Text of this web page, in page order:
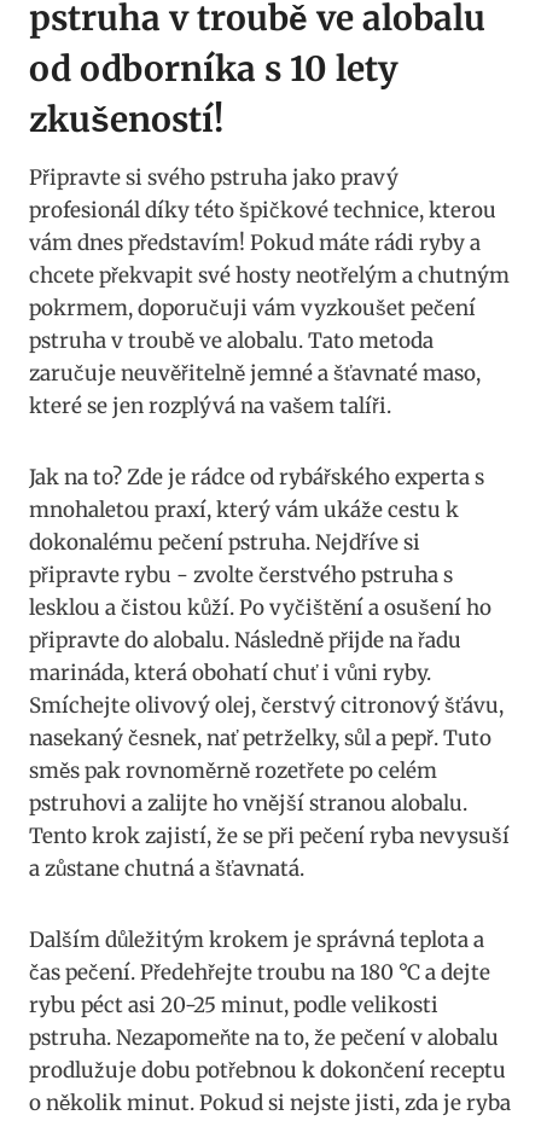
pstruha⁢ v troubě⁣ ve⁤ alobalu
od odborníka s 10 lety
zkušeností!
Připravte si⁤ svého ​pstruha jako pravý⁣
profesionál díky této‌ špičkové technice, kterou
vám dnes představím!‌ Pokud máte rádi ryby a​
chcete překvapit⁣ své hosty neotřelým a chutným
pokrmem, ​doporučuji vám‌ vyzkoušet pečení
pstruha v troubě ve alobalu. Tato metoda
zaručuje ⁣neuvěřitelně jemné a šťavnaté maso,​
které se jen rozplývá ‍na ​vašem‍ talíři.
Jak‍ na to? Zde je ‍rádce od rybářského experta ⁣s
mnohaletou ‍praxí, který vám ukáže cestu k
dokonalému ⁤pečení⁣ pstruha. Nejdříve si
připravte ⁤rybu ‌- zvolte ​čerstvého⁣ pstruha s
lesklou a čistou kůží. Po vyčištění a osušení‍ ho
připravte do‌ alobalu. Následně‍ přijde⁤ na řadu
marináda,‍ která obohatí​ chuť i vůni ryby.
Smíchejte olivový‌ olej, čerstvý ⁢citronový ⁤šťávu,
⁤nasekaný česnek, nať petrželky, sůl a pepř.⁢ Tuto
⁣směs pak rovnoměrně⁢ rozetřete po celém
pstruhovi⁢ a zalijte ho vnější ⁢stranou alobalu. ​
Tento‌ krok ‌zajistí, že se⁣ při pečení ryba nevysuší
a⁤ zůstane chutná⁣ a šťavnatá.
Dalším důležitým krokem je správná teplota a
⁢čas pečení. Předehřejte troubu na​ 180 °C ‌a​ dejte
‍rybu​ péct asi 20-25 minut, podle velikosti
pstruha. ⁣Nezapomeňte‌ na to, ⁣že pečení v ⁢alobalu⁤
prodlužuje dobu potřebnou k⁤ dokončení ‌receptu
o několik minut.‌ Pokud si nejste jisti, zda⁣ je ryba